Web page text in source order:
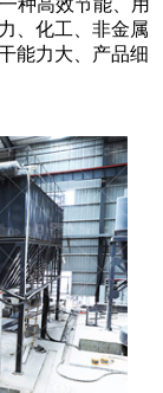
种高效节能、用
、化工、非金属
能力大、产品细